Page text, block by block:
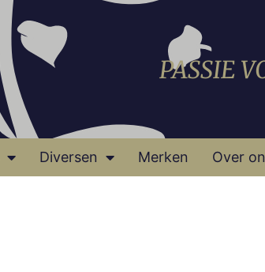
PASSIE
Diversen Merken Over